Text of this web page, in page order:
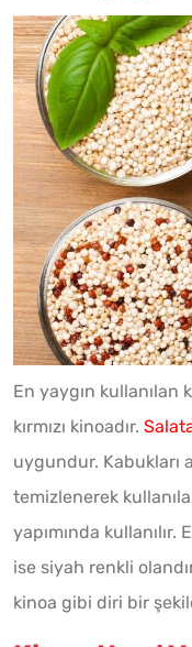
En yaygın
kırmızı kinoadır.
uygundur. Kabukları
temizlenerek
yapımında
ise siyah renkli
kinoa gibi diri bir